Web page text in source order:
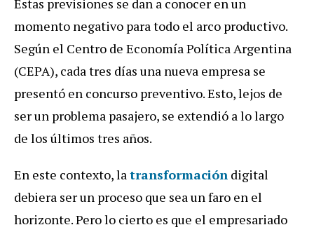
momento negativo para todo el arco productivo.
Según el Centro de Economía Política Argentina
(CEPA), cada tres días una nueva empresa se
presentó en concurso preventivo. Esto, lejos de
ser un problema pasajero, se extendió a lo largo
de los últimos tres años.
En este contexto, la transformación digital
debiera ser un proceso que sea un faro en el
horizonte. Pero lo cierto es que el empresariado